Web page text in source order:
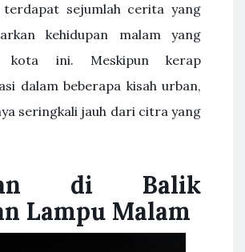
terdapat sejumlah cerita yang
kehidupan malam yang
ini. Meskipun kerap
dalam beberapa kisah urban,
seringkali jauh dari citra yang
di Balik
Lampu Malam